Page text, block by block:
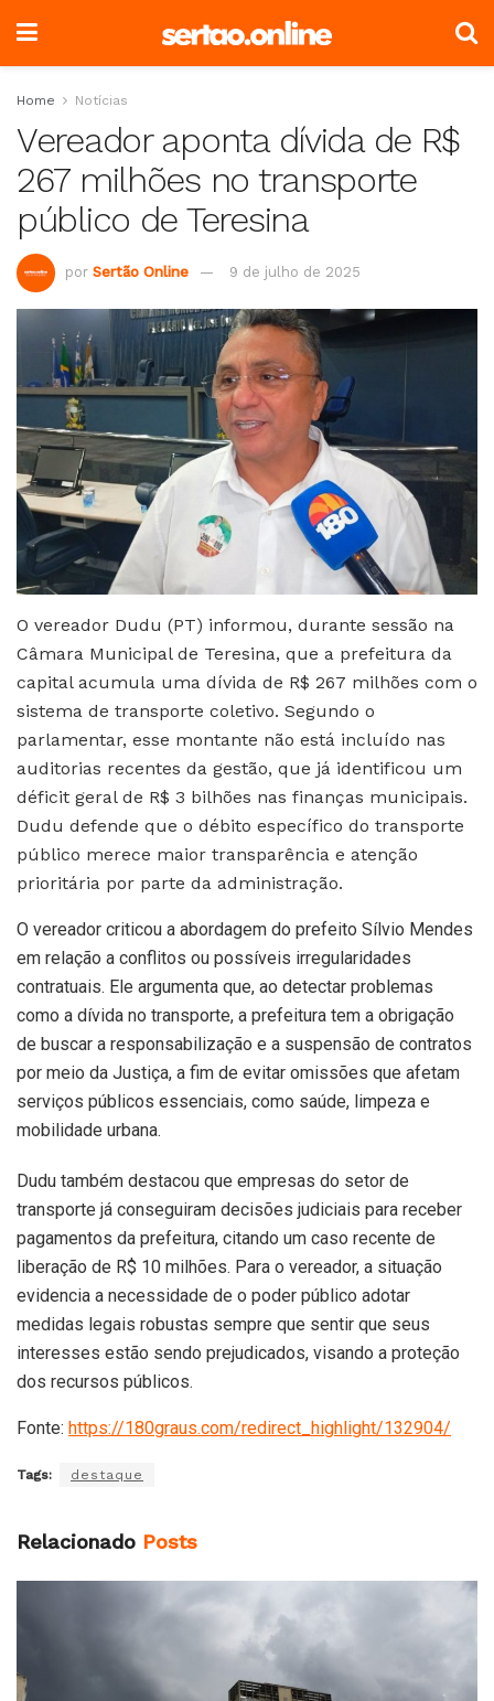
Home Notícias
Vereador aponta dívida de R$
267 milhões no transporte
público de Teresina
por Sertão Online 9 de julho de 2025
O vereador Dudu (PT) informou, durante sessão na
Câmara Municipal de Teresina, que a prefeitura da
capital acumula uma dívida de R$ 267 milhões com o
sistema de transporte coletivo. Segundo o
parlamentar, esse montante não está incluído nas
auditorias recentes da gestão, que já identificou um
déficit geral de R$ 3 bilhões nas finanças municipais.
Dudu defende que o débito específico do transporte
público merece maior transparência e atenção
prioritária por parte da administração.
O vereador criticou a abordagem do prefeito Sílvio Mendes
em relação a conflitos ou possíveis irregularidades
contratuais. Ele argumenta que, ao detectar problemas
como a dívida no transporte, a prefeitura tem a obrigação
de buscar a responsabilização e a suspensão de contratos
por meio da Justiça, a fim de evitar omissões que afetam
serviços públicos essenciais, como saúde, limpeza e
mobilidade urbana.
Dudu também destacou que empresas do setor de
transporte já conseguiram decisões judiciais para receber
pagamentos da prefeitura, citando um caso recente de
liberação de R$ 10 milhões. Para o vereador, a situação
evidencia a necessidade de o poder público adotar
medidas legais robustas sempre que sentir que seus
interesses estão sendo prejudicados, visando a proteção
dos recursos públicos.
Fonte: https://180graus.com/redirect_highlight/132904/
Tags: destaque
Relacionado Posts